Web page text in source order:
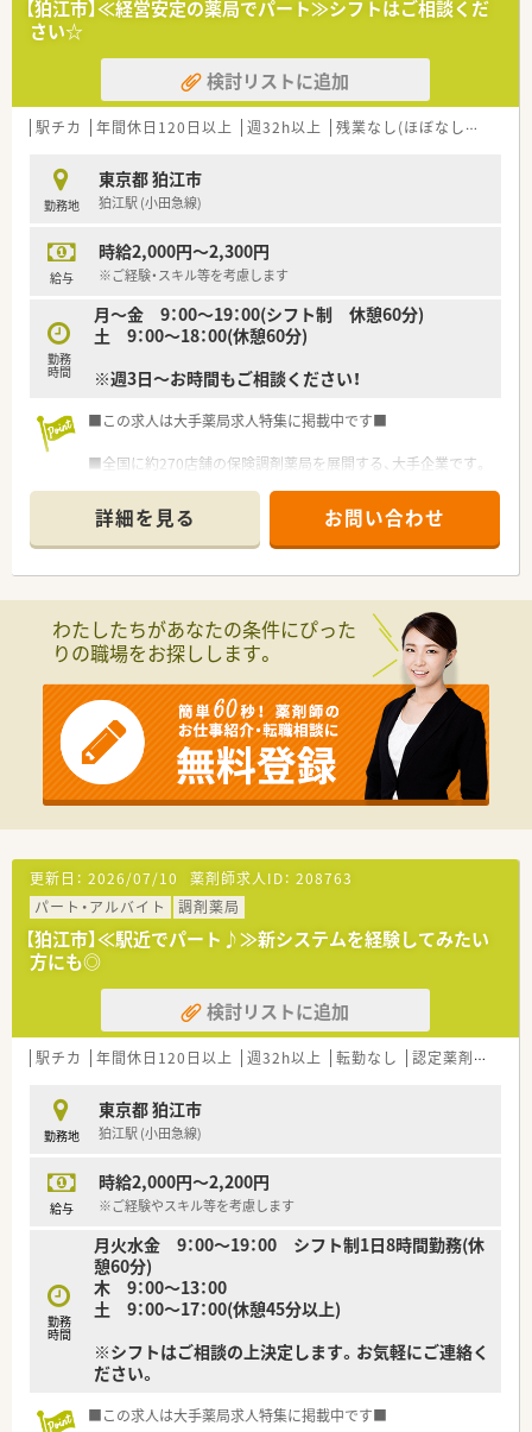
【狛江市】≪経営安定の薬局でパート≫シフトはご相談くだ
さい☆
検討リストに追加
駅チカ 年間休日120日以上 週32h以上 残業なし(ほぼなし含む)
勤務地
東京都 狛江市
狛江駅 (小田急線)
給与
時給2,000円～2,300円
※ご経験・スキル等を考慮します
勤務
時間
月～金 9：00～19：00(シフト制 休憩60分)
土 9：00～18：00(休憩60分)
※週3日～お時間もご相談ください！
■この求人は大手薬局求人特集に掲載中です■
■全国に約270店舗の保険調剤薬局を展開する、大手企業です。
剤師としての専門性を高めることができます。
■配属店はご希望を考慮したうえで、面接後に決定します。
詳細を見る お問い合わせ
わたしたちがあなたの条件にぴった
りの職場をお探しします。
更新日： 2026/07/10 薬剤師求人ID： 208763
パート・アルバイト
調剤薬局
【狛江市】≪駅近でパート♪≫新システムを経験してみたい
方にも◎
検討リストに追加
駅チカ 年間休日120日以上 週32h以上 転勤なし 認定薬剤師取得支援あり
勤務地
東京都 狛江市
狛江駅 (小田急線)
給与
時給2,000円～2,200円
※ご経験やスキル等を考慮します
勤務
時間
月火水金 9：00～19：00 シフト制1日8時間勤務(休
憩60分)
木 9：00～13：00
土 9：00～17：00(休憩45分以上)
※シフトはご相談の上決定します。お気軽にご連絡く
ださい。
■この求人は大手薬局求人特集に掲載中です■